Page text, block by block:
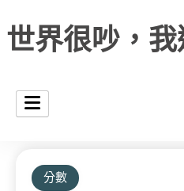
世界很吵，
分數